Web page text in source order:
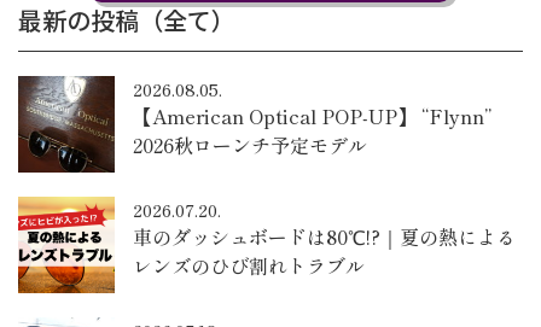
最新の投稿（全て）
2026.08.05.
【American Optical POP-UP】 “Flynn”
2026秋ローンチ予定モデル
2026.07.20.
車のダッシュボードは80℃!?｜夏の熱による
レンズのひび割れトラブル